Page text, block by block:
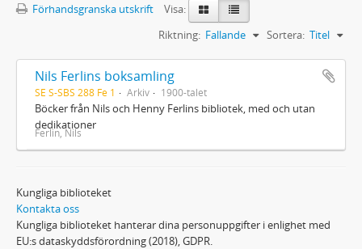
Förhandsgranska utskrift
Visa:
Sortera: Titel
Riktning: Fallande
Nils Ferlins boksamling
SE S-SBS 288 Fe 1 Arkiv 1900-talet
Böcker från Nils och Henny Ferlins bibliotek, med och utan
dedikationer
Ferlin, Nils
Kungliga biblioteket
Kontakta oss
Kungliga biblioteket hanterar dina personuppgifter i enlighet med
EU:s dataskyddsförordning (2018), GDPR.